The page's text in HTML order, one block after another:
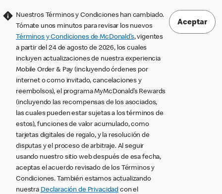
Nuestros Términos y Condiciones han cambiado.
Tómate unos minutos para revisar los nuevos
Términos y Condiciones de McDonald’s, vigentes
a partir del 24 de agosto de 2026, los cuales
incluyen actualizaciones de nuestra experiencia
Mobile Order & Pay (incluyendo órdenes por
internet o como invitado, cancelaciones y
reembolsos), el programa MyMcDonald’s Rewards
(incluyendo las recompensas de los asociados,
las cuales pueden estar sujetas a los términos de
estos), funciones de valor acumulado, como
tarjetas digitales de regalo, y la resolución de
disputas y el proceso de arbitraje. Al seguir
usando nuestro sitio web después de esa fecha,
aceptas el acuerdo revisado de los Términos y
Condiciones. También estamos actualizando
nuestra Declaración de Privacidad con el
Aceptar